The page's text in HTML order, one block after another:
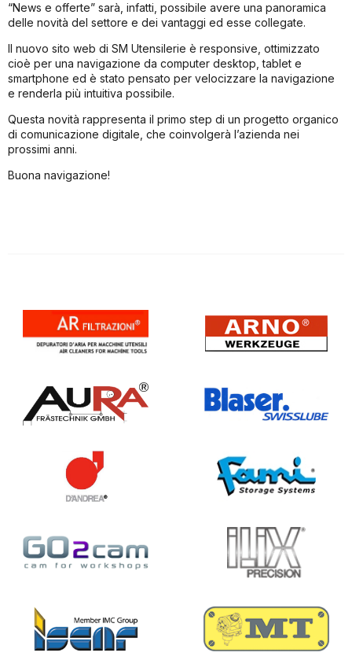
“News e offerte” sarà, infatti, possibile avere una panoramica
delle novità del settore e dei vantaggi ed esse collegate.
Il nuovo sito web di SM Utensilerie è responsive, ottimizzato
cioè per una navigazione da computer desktop, tablet e
smartphone ed è stato pensato per velocizzare la navigazione
e renderla più intuitiva possibile.
Questa novità rappresenta il primo step di un progetto organico
di comunicazione digitale, che coinvolgerà l’azienda nei
prossimi anni.
Buona navigazione!